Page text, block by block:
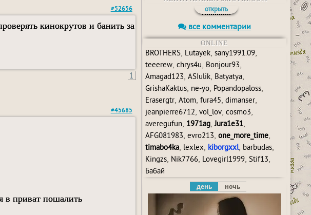
#52656
кинокрутов и банить за
1
#45685
в приват пошалить
открыть
все комментарии
ONLINE
BROTHERS, Lutayek, sany1991.09,
teeerew, chrys4u, Bonjour93,
Amagad123, ASIulik, Batyatya,
GrishaKaktus, ne-yo, Popandopaloss,
Erasergtr, Atom, fura45, dimanser,
jeanpierre6712, vol_lov, cosmo3,
averegufun, 1971ag,Jura1e31,
AFG081983, evro213, one_more_time,
timabo4ka, lexlex, kiborgxxl, barbudas,
Kingzs, Nik7766, Lovegirl1999, Stif13,
Бабай
день ночь